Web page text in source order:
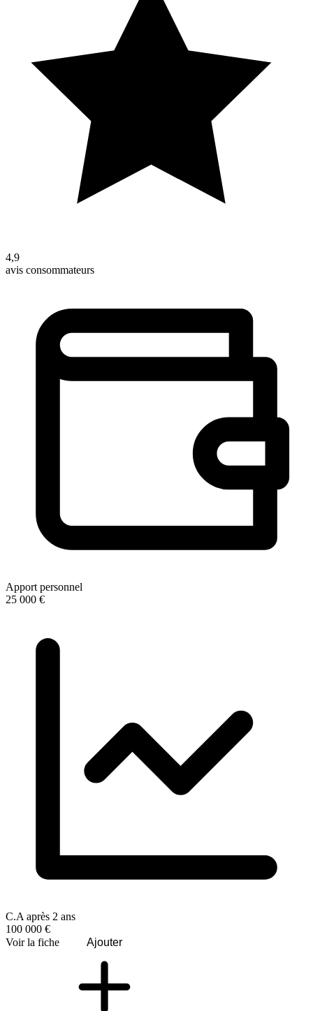
4,9
avis consommateurs
Apport personnel
25 000 €
C.A après 2 ans
100 000 €
Voir la fiche
Ajouter